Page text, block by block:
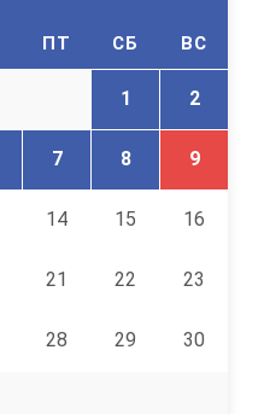
ПТ СБ ВС
1 2
7 8 9
14 15 16
21 22 23
28 29 30